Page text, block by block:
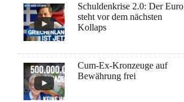
Schuldenkrise 2.0: Der Euro
steht vor dem nächsten
Kollaps
Cum-Ex-Kronzeuge auf
Bewährung frei